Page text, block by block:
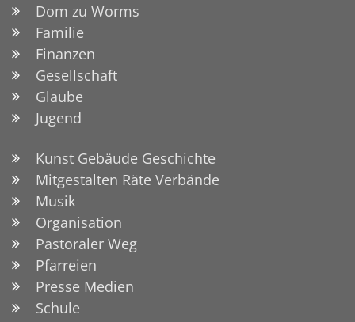
Dom zu Worms
Familie
Finanzen
Gesellschaft
Glaube
Jugend
Kunst Gebäude Geschichte
Mitgestalten Räte Verbände
Musik
Organisation
Pastoraler Weg
Pfarreien
Presse Medien
Schule